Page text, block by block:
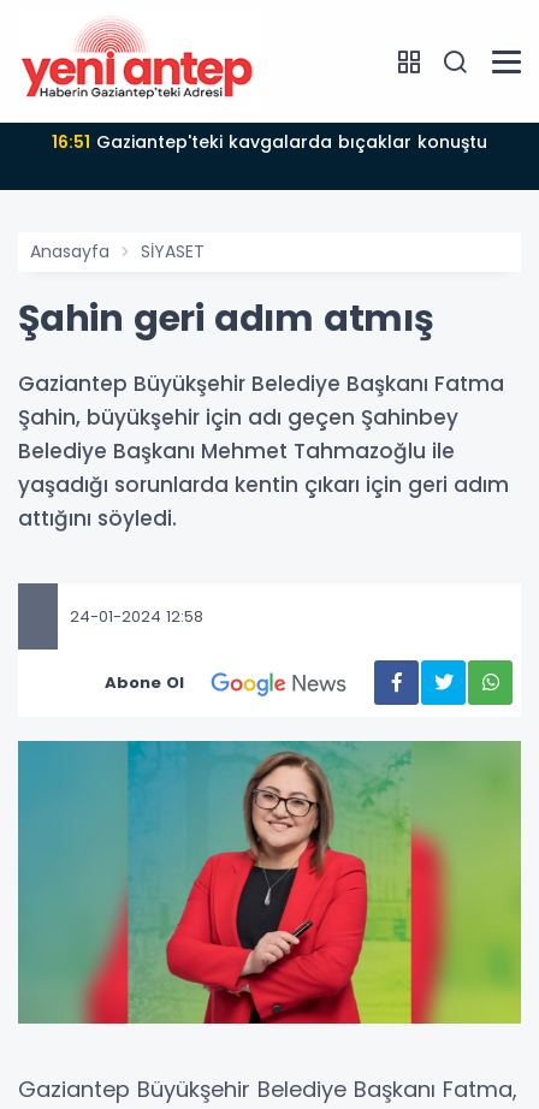
16:51 Gaziantep'teki kavgalarda bıçaklar konuştu
Anasayfa SİYASET
Şahin geri adım atmış
Gaziantep Büyükşehir Belediye Başkanı Fatma
Şahin, büyükşehir için adı geçen Şahinbey
Belediye Başkanı Mehmet Tahmazoğlu ile
yaşadığı sorunlarda kentin çıkarı için geri adım
attığını söyledi.
24-01-2024 12:58
Abone Ol
Gaziantep Büyükşehir Belediye Başkanı Fatma,